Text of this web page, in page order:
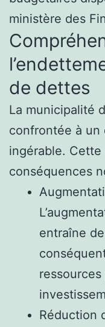
ministère des
de dettes
La municipalité
confrontée à un
ingérable.
conséquences
entraîne
ressources
Réduction